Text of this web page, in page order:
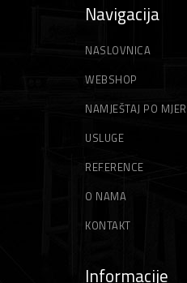
Navigacija
NASLOVNICA
WEBSHOP
NAMJEŠTAJ PO
USLUGE
REFERENCE
O NAMA
KONTAKT
Informacije